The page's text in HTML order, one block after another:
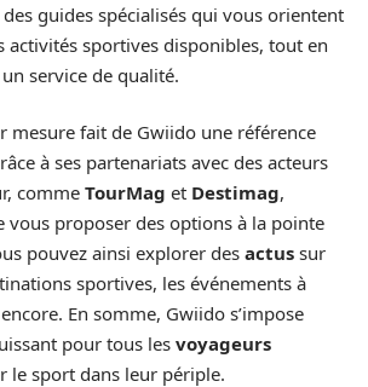
guides spécialisés qui vous orientent
activités sportives disponibles, tout en
service de qualité.
mesure fait de Gwiido une référence
à ses partenariats avec des acteurs
comme TourMag et Destimag,
vous proposer des options à la pointe
pouvez ainsi explorer des actus sur
sportives, les événements à
En somme, Gwiido s’impose
pour tous les voyageurs
le sport dans leur périple.